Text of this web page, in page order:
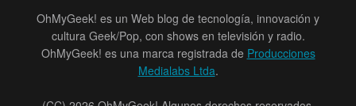
OhMyGeek! es un Web blog de tecnología, innovación y
cultura Geek/Pop, con shows en televisión y radio.
OhMyGeek! es una marca registrada de Producciones
Medialabs Ltda.